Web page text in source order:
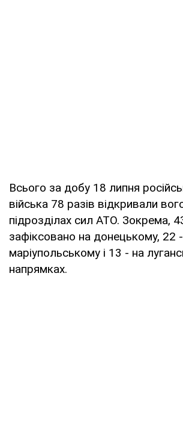
Всього за добу 18 липня
війська 78 разів відкривали
підрозділах сил АТО. Зокрема,
зафіксовано на донецькому, 22
маріупольському і 13 - на
напрямках.